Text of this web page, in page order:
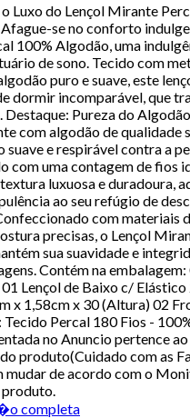
Luxo do Lençol Mirante
se no conforto
100% Algodão, uma
de sono. Tecido com
puro e suave, este
dormir incomparável, que
Destaque: Pureza do
com algodão de qualidade
suave e respirável contra a
com uma contagem de fios
luxuosa e duradoura,
ao seu refúgio de
com materiais
precisas, o Lençol
sua suavidade e
Contém na
Lençol de Baixo c/
x 1,58cm x 30 (Altura) 02
Tecido Percal 180 Fios -
no Anuncio pertence
produto(Cuidado com as
mudar de acordo com o
completa